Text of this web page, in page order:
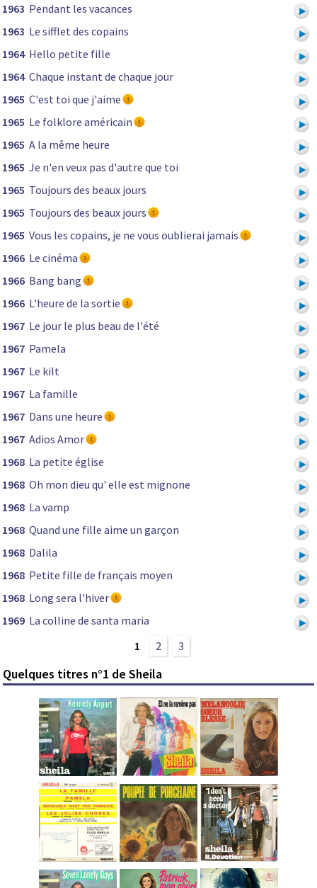
1963 Pendant les vacances
1963 Le sifflet des copains
1964 Hello petite fille
1964 Chaque instant de chaque jour
1965 C'est toi que j'aime
1965 Le folklore américain
1965 A la même heure
1965 Je n'en veux pas d'autre que toi
1965 Toujours des beaux jours
1965 Toujours des beaux jours
1965 Vous les copains, je ne vous oublierai jamais
1966 Le cinéma
1966 Bang bang
1966 L'heure de la sortie
1967 Le jour le plus beau de l'été
1967 Pamela
1967 Le kilt
1967 La famille
1967 Dans une heure
1967 Adios Amor
1968 La petite église
1968 Oh mon dieu qu' elle est mignone
1968 La vamp
1968 Quand une fille aime un garçon
1968 Dalila
1968 Petite fille de français moyen
1968 Long sera l'hiver
1969 La colline de santa maria
1
2 3
Quelques titres n°1 de Sheila